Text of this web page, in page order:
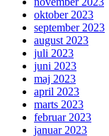
oktober 2023
september 2023
august 2023
juli 2023
juni 2023
maj 2023
april 2023
marts 2023
februar 2023
januar 2023